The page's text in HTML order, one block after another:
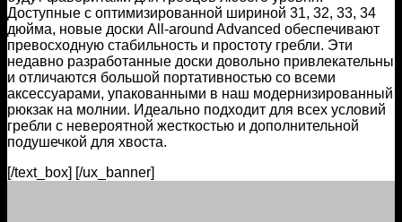
Доступные с оптимизированной шириной 31, 32, 33, 34
дюйма, новые доски All-around Advanced обеспечивают
превосходную стабильность и простоту гребли. Эти
недавно разработанные доски довольно привлекательны
и отличаются большой портативностью со всеми
аксессуарами, упакованными в наш модернизированный
рюкзак на молнии. Идеально подходит для всех условий
гребли с невероятной жесткостью и дополнительной
подушечкой для хвоста.
[/text_box] [/ux_banner]